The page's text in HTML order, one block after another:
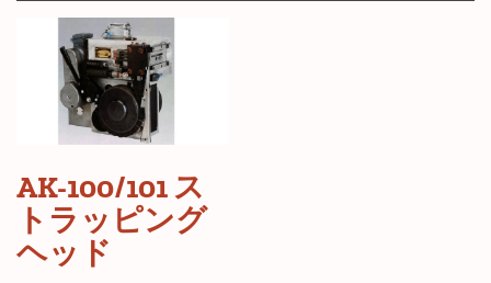
AK-100/101 ス
トラッピング
ヘッド